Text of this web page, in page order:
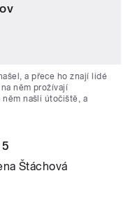
a přece ho znají lidé
něm prožívají
našli útočiště, a
Štáchová